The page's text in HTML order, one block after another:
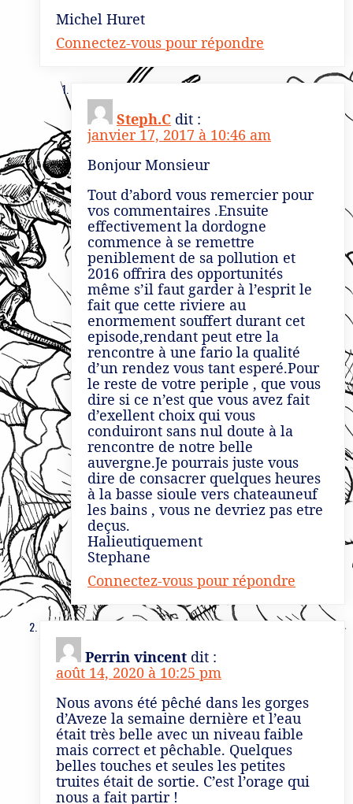
Michel Huret
Connectez-vous pour répondre
Steph.C dit :
janvier 17, 2017 à 10:46 am
Bonjour Monsieur
Tout d’abord vous remercier pour
vos commentaires .Ensuite
effectivement la dordogne
commence à se remettre
peniblement de sa pollution et
2016 offrira des opportunités
même s’il faut garder à l’esprit le
fait que cette riviere au
enormement souffert durant cet
episode,rendant peut etre la
rencontre à une fario la qualité
d’un rendez vous tant esperé.Pour
le reste de votre periple , que vous
dire si ce n’est que vous avez fait
d’exellent choix qui vous
conduiront sans nul doute à la
rencontre de notre belle
auvergne.Je pourrais juste vous
dire de consacrer quelques heures
à la basse sioule vers chateauneuf
les bains , vous ne devriez pas etre
deçus.
Halieutiquement
Stephane
Connectez-vous pour répondre
Perrin vincent dit :
août 14, 2020 à 10:25 pm
Nous avons été pêché dans les gorges
d’Aveze la semaine dernière et l’eau
était très belle avec un niveau faible
mais correct et pêchable. Quelques
belles touches et seules les petites
truites était de sortie. C’est l’orage qui
nous a fait partir !